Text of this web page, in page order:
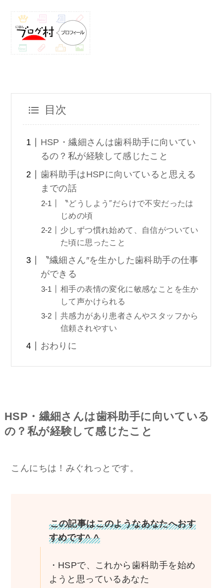
目次
HSP・繊細さんは歯科助手に向いてい
るの？私が経験して感じたこと
歯科助手はHSPに向いていると思える
までの話
〝どうしよう″だらけで不安だったは
じめの頃
少しずつ慣れ始めて、自信がついてい
た頃に思ったこと
〝繊細さん″を生かした歯科助手の仕事
ができる
相手の表情の変化に敏感なことを生か
して声かけられる
共感力があり患者さんやスタッフから
信頼されやすい
おわりに
HSP・繊細さんは歯科助手に向いている
の？私が経験して感じたこと
こんにちは！みぐれっとです。
この記事はこのようなあなたへおす
すめです^ ^
・HSPで、これから歯科助手を始め
ようと思っているあなた